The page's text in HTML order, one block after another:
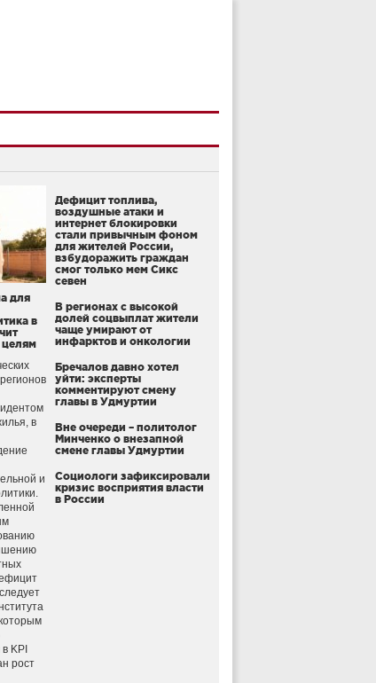
для
в
в
и
KPI
рост
Дефицит топлива,
воздушные атаки и
интернет блокировки
стали привычным фоном
для жителей России,
взбудоражить граждан
смог только мем Сикс
севен
В регионах с высокой
долей соцвыплат жители
чаще умирают от
инфарктов и онкологии
Бречалов давно хотел
уйти: эксперты
комментируют смену
главы в Удмуртии
Вне очереди – политолог
Минченко о внезапной
смене главы Удмуртии
Социологи зафиксировали
кризис восприятия власти
в России